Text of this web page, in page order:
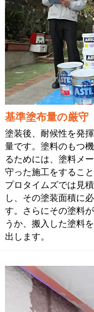
基準塗布量の厳守
塗装後、耐候性を発
量です。塗料のもつ
るためには、塗料メ
守った施工をすること
プロタイムズでは見
し、その塗装面積に
す。さらにその塗料
うか、搬入した塗料
出します。